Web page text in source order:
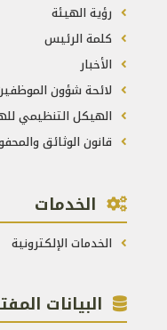
رؤية الهيئة
كلمة الرئيس
الأخبار
لائحة شؤون
الهيكل التنظيمي
قانون الوثائق
الخدمات
الخدمات الإلكترونية
البيانات